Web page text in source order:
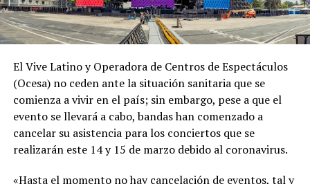
El Vive Latino y Operadora de Centros de Espectáculos
(Ocesa) no ceden ante la situación sanitaria que se
comienza a vivir en el país; sin embargo, pese a que el
evento se llevará a cabo, bandas han comenzado a
cancelar su asistencia para los conciertos que se
realizarán este 14 y 15 de marzo debido al coronavirus.
«Hasta el momento no hay cancelación de eventos, tal y